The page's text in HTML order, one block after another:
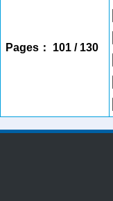
Pages： 101 / 130